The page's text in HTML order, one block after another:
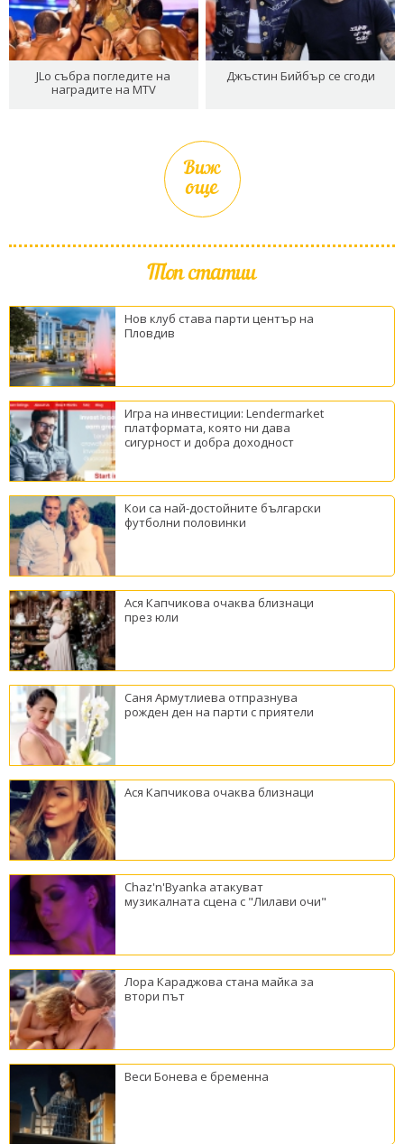
JLo събра погледите на
наградите на MTV
Джъстин Бийбър се сгоди
Виж
още
Топ статии
Нов клуб става парти център на
Пловдив
Игра на инвестиции: Lendermarket
платформата, която ни дава
сигурност и добра доходност
Кои са най-достойните български
футболни половинки
Ася Капчикова очаква близнаци
през юли
Саня Армутлиева отпразнува
рожден ден на парти с приятели
Ася Капчикова очаква близнаци
Chaz'n'Byanka атакуват
музикалната сцена с "Лилави очи"
Лора Караджова стана майка за
втори път
Веси Бонева е бременна